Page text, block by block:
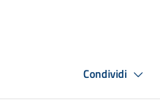
Condividi